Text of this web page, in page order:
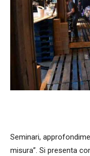
Seminari,
misura”. Si presenta